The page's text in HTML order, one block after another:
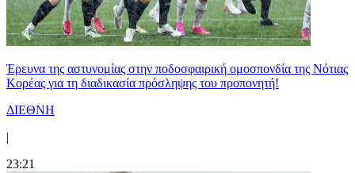
Έρευνα της αστυνομίας στην ποδοσφαιρική ομοσπονδία της Νότιας
Κορέας για τη διαδικασία πρόσληψης του προπονητή!
ΔΙΕΘΝΗ
|
23:21